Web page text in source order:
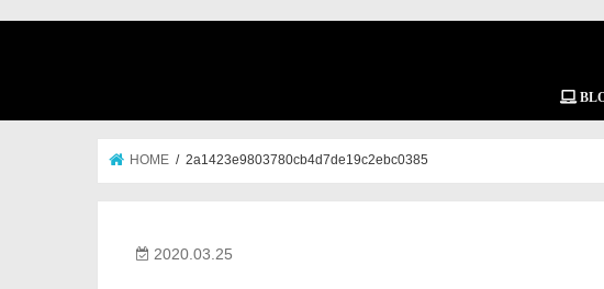
HOME 2a1423e9803780cb4d7de19c2ebc0385
2020.03.25